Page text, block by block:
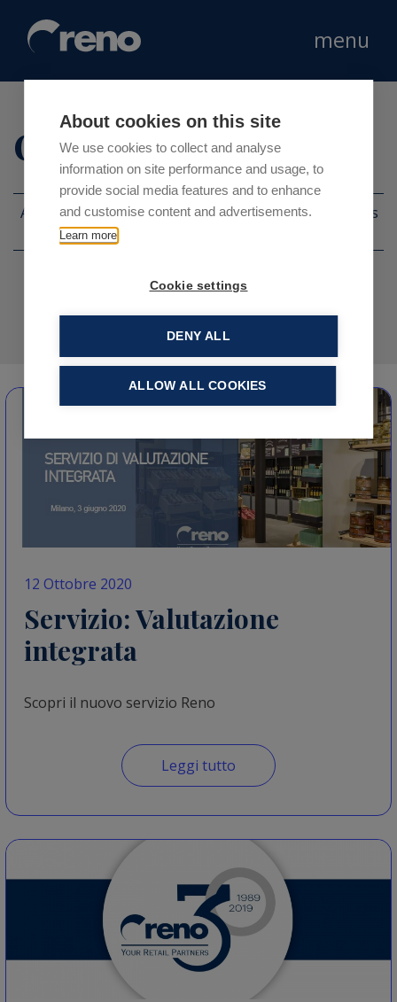
About cookies on this site
We use cookies to collect and analyse
information on site performance and usage, to
provide social media features and to enhance
and customise content and advertisements.
Learn more
Cookie settings
DENY ALL
ALLOW ALL COOKIES
menu
Categoria:Altro
Altro Aperture
Case
Eventi News
12 Ottobre 2020
Servizio: Valutazione
integrata
Scopri il nuovo servizio Reno
Leggi tutto